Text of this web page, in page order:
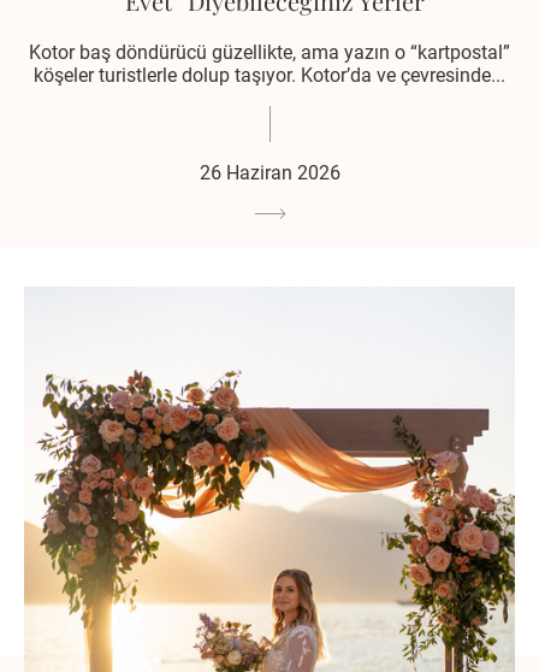
Kotor baş döndürücü güzellikte, ama yazın o “kartpostal”
köşeler turistlerle dolup taşıyor. Kotor’da ve çevresinde...
26 Haziran 2026